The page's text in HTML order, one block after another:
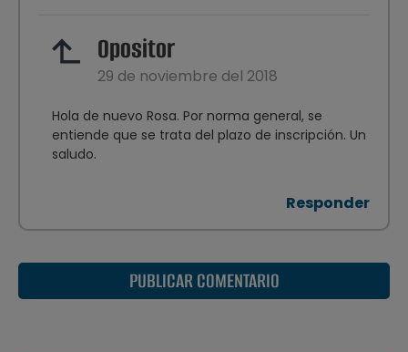
Opositor
29 de noviembre del 2018
Hola de nuevo Rosa. Por norma general, se
entiende que se trata del plazo de inscripción. Un
saludo.
Responder
PUBLICAR COMENTARIO